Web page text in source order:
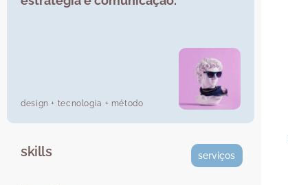
design + tecnologia + método
skills serviços